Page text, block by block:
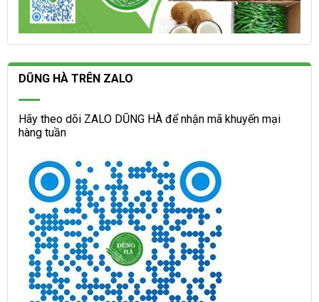
DŨNG HÀ TRÊN ZALO
Hãy theo dõi ZALO DŨNG HÀ để nhận mã khuyến mại
hàng tuần